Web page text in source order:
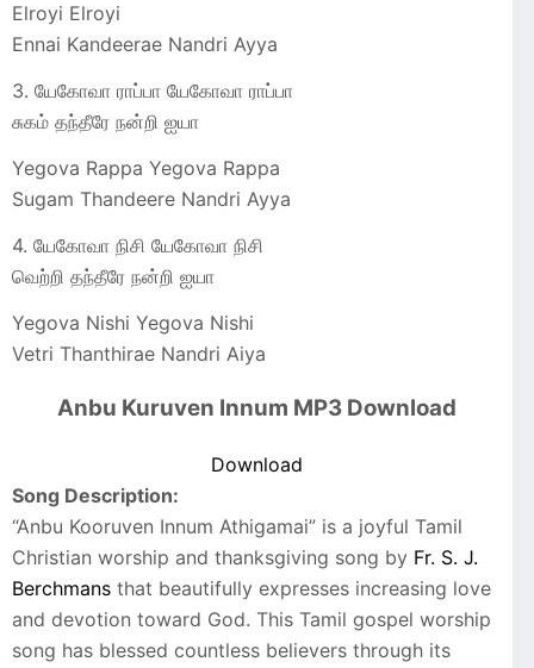
Elroyi Elroyi
Ennai Kandeerae Nandri Ayya
3. யேகோவா ராப்பா யேகோவா ராப்பா
சுகம் தந்தீரே நன்றி ஐயா
Yegova Rappa Yegova Rappa
Sugam Thandeere Nandri Ayya
4. யேகோவா நிசி யேகோவா நிசி
வெற்றி தந்தீரே நன்றி ஐயா
Yegova Nishi Yegova Nishi
Vetri Thanthirae Nandri Aiya
Anbu Kuruven Innum MP3 Download
Download
Song Description:
“Anbu Kooruven Innum Athigamai” is a joyful Tamil
Christian worship and thanksgiving song by Fr. S. J.
Berchmans that beautifully expresses increasing love
and devotion toward God. This Tamil gospel worship
song has blessed countless believers through its